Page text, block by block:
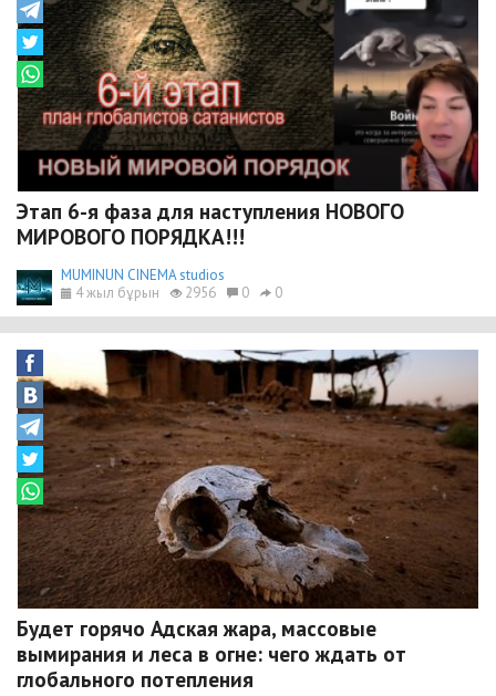
Этап 6-я фаза для наступления НОВОГО
МИРОВОГО ПОРЯДКА!!!
MUMINUN CINEMA studios
4 жыл бұрын
2956 0 0
Будет горячо Адская жара, массовые
вымирания и леса в огне: чего ждать от
глобального потепления